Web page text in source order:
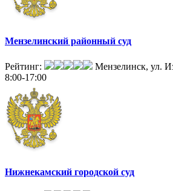
Мензелинский районный суд
Рейтинг:
Мензелинск, ул.
8:00-17:00
Нижнекамский городской суд